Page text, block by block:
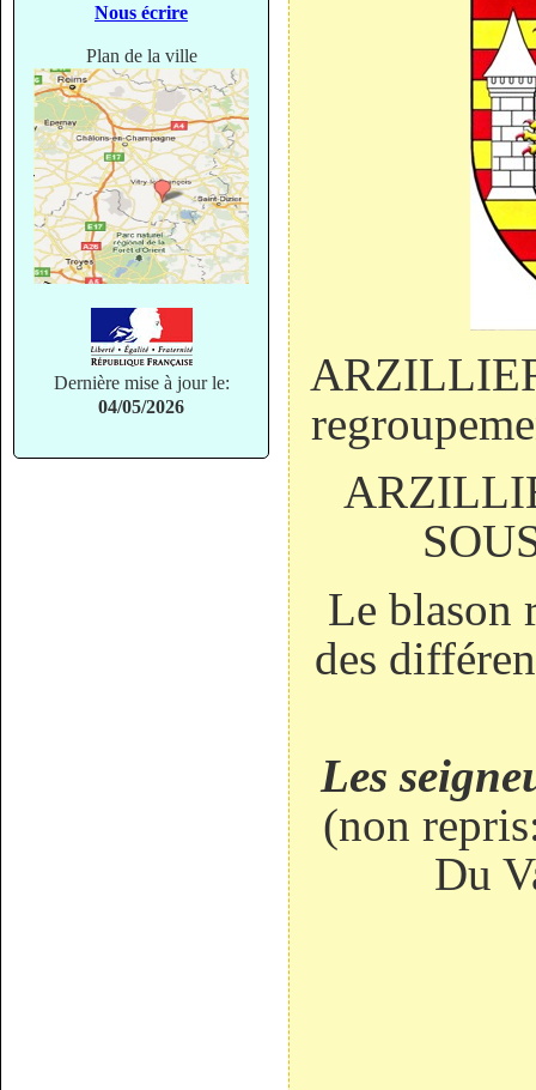
Nous écrire
Plan de la ville
Dernière mise à jour le:
04/05/2026
Le blason
des
Les
(non
Du